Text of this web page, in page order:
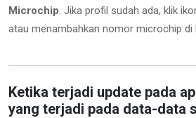
Microchip. Jika profil sudah ada, klik
atau menambahkan nomor microchip
Ketika terjadi update pada
yang terjadi pada data-data